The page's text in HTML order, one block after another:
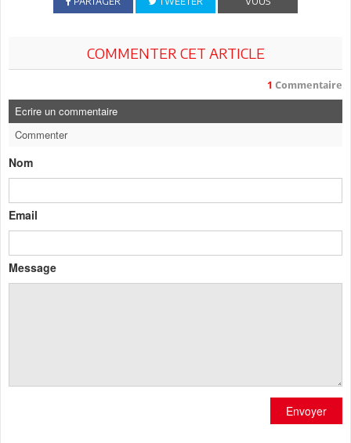
COMMENTER CET ARTICLE
1 Commentaire
Ecrire un commentaire
Commenter
Nom
Email
Message
Envoyer